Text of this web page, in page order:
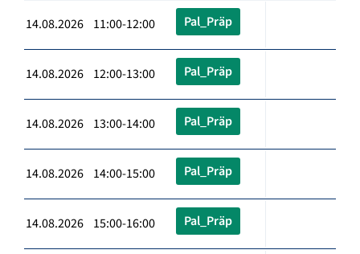
14.08.2026 11:00-12:00 Pal_Präp
14.08.2026 12:00-13:00 Pal_Präp
14.08.2026 13:00-14:00 Pal_Präp
14.08.2026 14:00-15:00 Pal_Präp
14.08.2026 15:00-16:00 Pal_Präp